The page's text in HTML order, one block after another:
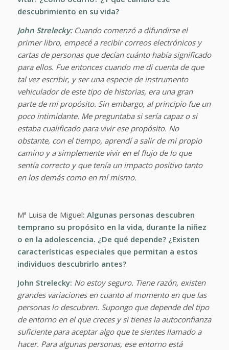
descubrimiento en su vida?
John Strelecky: Cuando comenzó a difundirse el
primer libro, empecé a recibir correos electrónicos y
cartas de personas que decían cuánto había significado
para ellos. Fue entonces cuando me di cuenta de que
tal vez escribir, y ser una especie de instrumento
vehiculador de este tipo de historias, era una gran
parte de mi propósito. Sin embargo, al principio fue un
poco intimidante. Me preguntaba si sería capaz o si
estaba cualificado para vivir ese propósito. No
obstante, con el tiempo, aprendí a salir de mi propio
camino y a simplemente vivir en el flujo de lo que
sentía correcto y que tenía un impacto positivo tanto
en los demás como en mí mismo.
Mª Luisa de Miguel: Algunas personas descubren
temprano su propósito en la vida, durante la niñez
o en la adolescencia. ¿De qué depende? ¿Existen
características especiales que permitan a estos
individuos descubrirlo antes?
John Strelecky: No estoy seguro. Tiene razón, existen
grandes variaciones en cuanto al momento en que las
personas lo descubren. Supongo que depende del tipo
de entorno en el que creces y si tienes la autoconfianza
suficiente para aceptar algo que te sientes llamado a
hacer. Para algunas personas, ese entorno está